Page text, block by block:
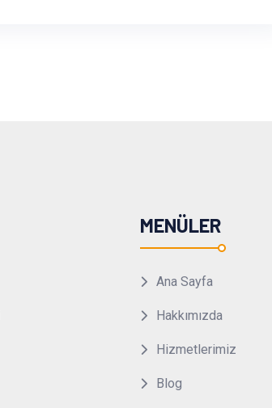
MENÜLER
Ana Sayfa
Hakkımızda
Hizmetlerimiz
Blog